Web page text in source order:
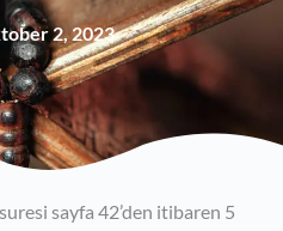
2, 2023
sayfa 42’den itibaren 5